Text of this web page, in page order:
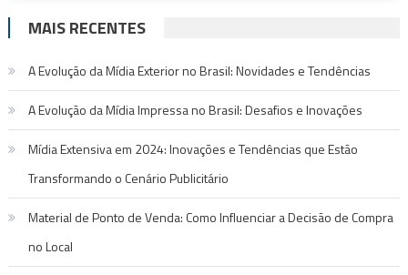
MAIS RECENTES
A Evolução da Mídia Exterior no Brasil: Novidades e Tendências
A Evolução da Mídia Impressa no Brasil: Desafios e Inovações
Mídia Extensiva em 2024: Inovações e Tendências que Estão
Transformando o Cenário Publicitário
Material de Ponto de Venda: Como Influenciar a Decisão de Compra
no Local